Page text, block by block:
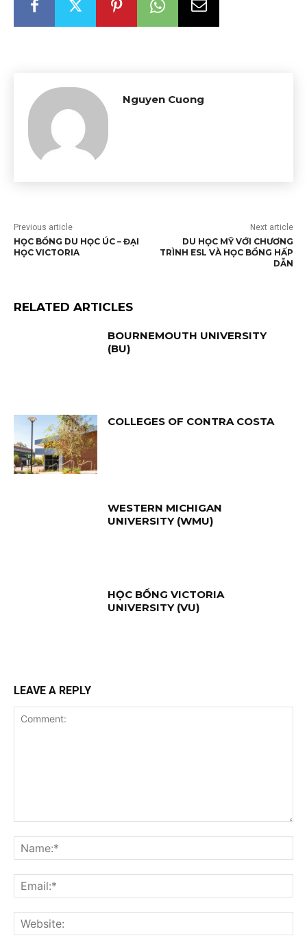
Nguyen Cuong
Previous article
HỌC BỔNG DU HỌC ÚC – ĐẠI
HỌC VICTORIA
Next article
DU HỌC MỸ VỚI CHƯƠNG
TRÌNH ESL VÀ HỌC BỔNG HẤP
DẪN
RELATED ARTICLES
BOURNEMOUTH UNIVERSITY
(BU)
COLLEGES OF CONTRA COSTA
WESTERN MICHIGAN
UNIVERSITY (WMU)
HỌC BỔNG VICTORIA
UNIVERSITY (VU)
LEAVE A REPLY